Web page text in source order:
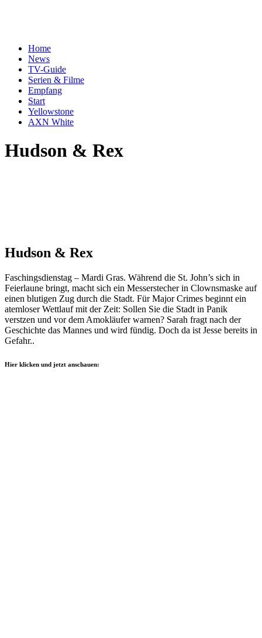
Home
News
TV-Guide
Serien & Filme
Empfang
Start
Yellowstone
AXN White
Hudson & Rex
Hudson & Rex
Faschingsdienstag – Mardi Gras. Während die St. John’s sich in
Feierlaune bringt, macht sich ein Messerstecher in Clownsmaske auf
einen blutigen Zug durch die Stadt. Für Major Crimes beginnt ein
atemloser Wettlauf mit der Zeit: Sollen Sie die Stadt in Panik
verstzen und vor dem Amokläufer warnen? Sarah fragt nach der
Geschichte das Mannes und wird fündig. Doch da ist Jesse bereits in
Gefahr..
Hier klicken und jetzt anschauen: